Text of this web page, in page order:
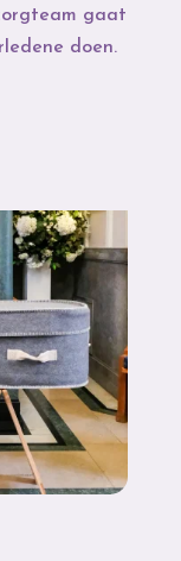
gaat
doen.